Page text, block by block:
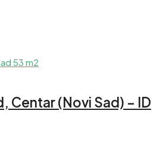
Centar (Novi Sad) – ID